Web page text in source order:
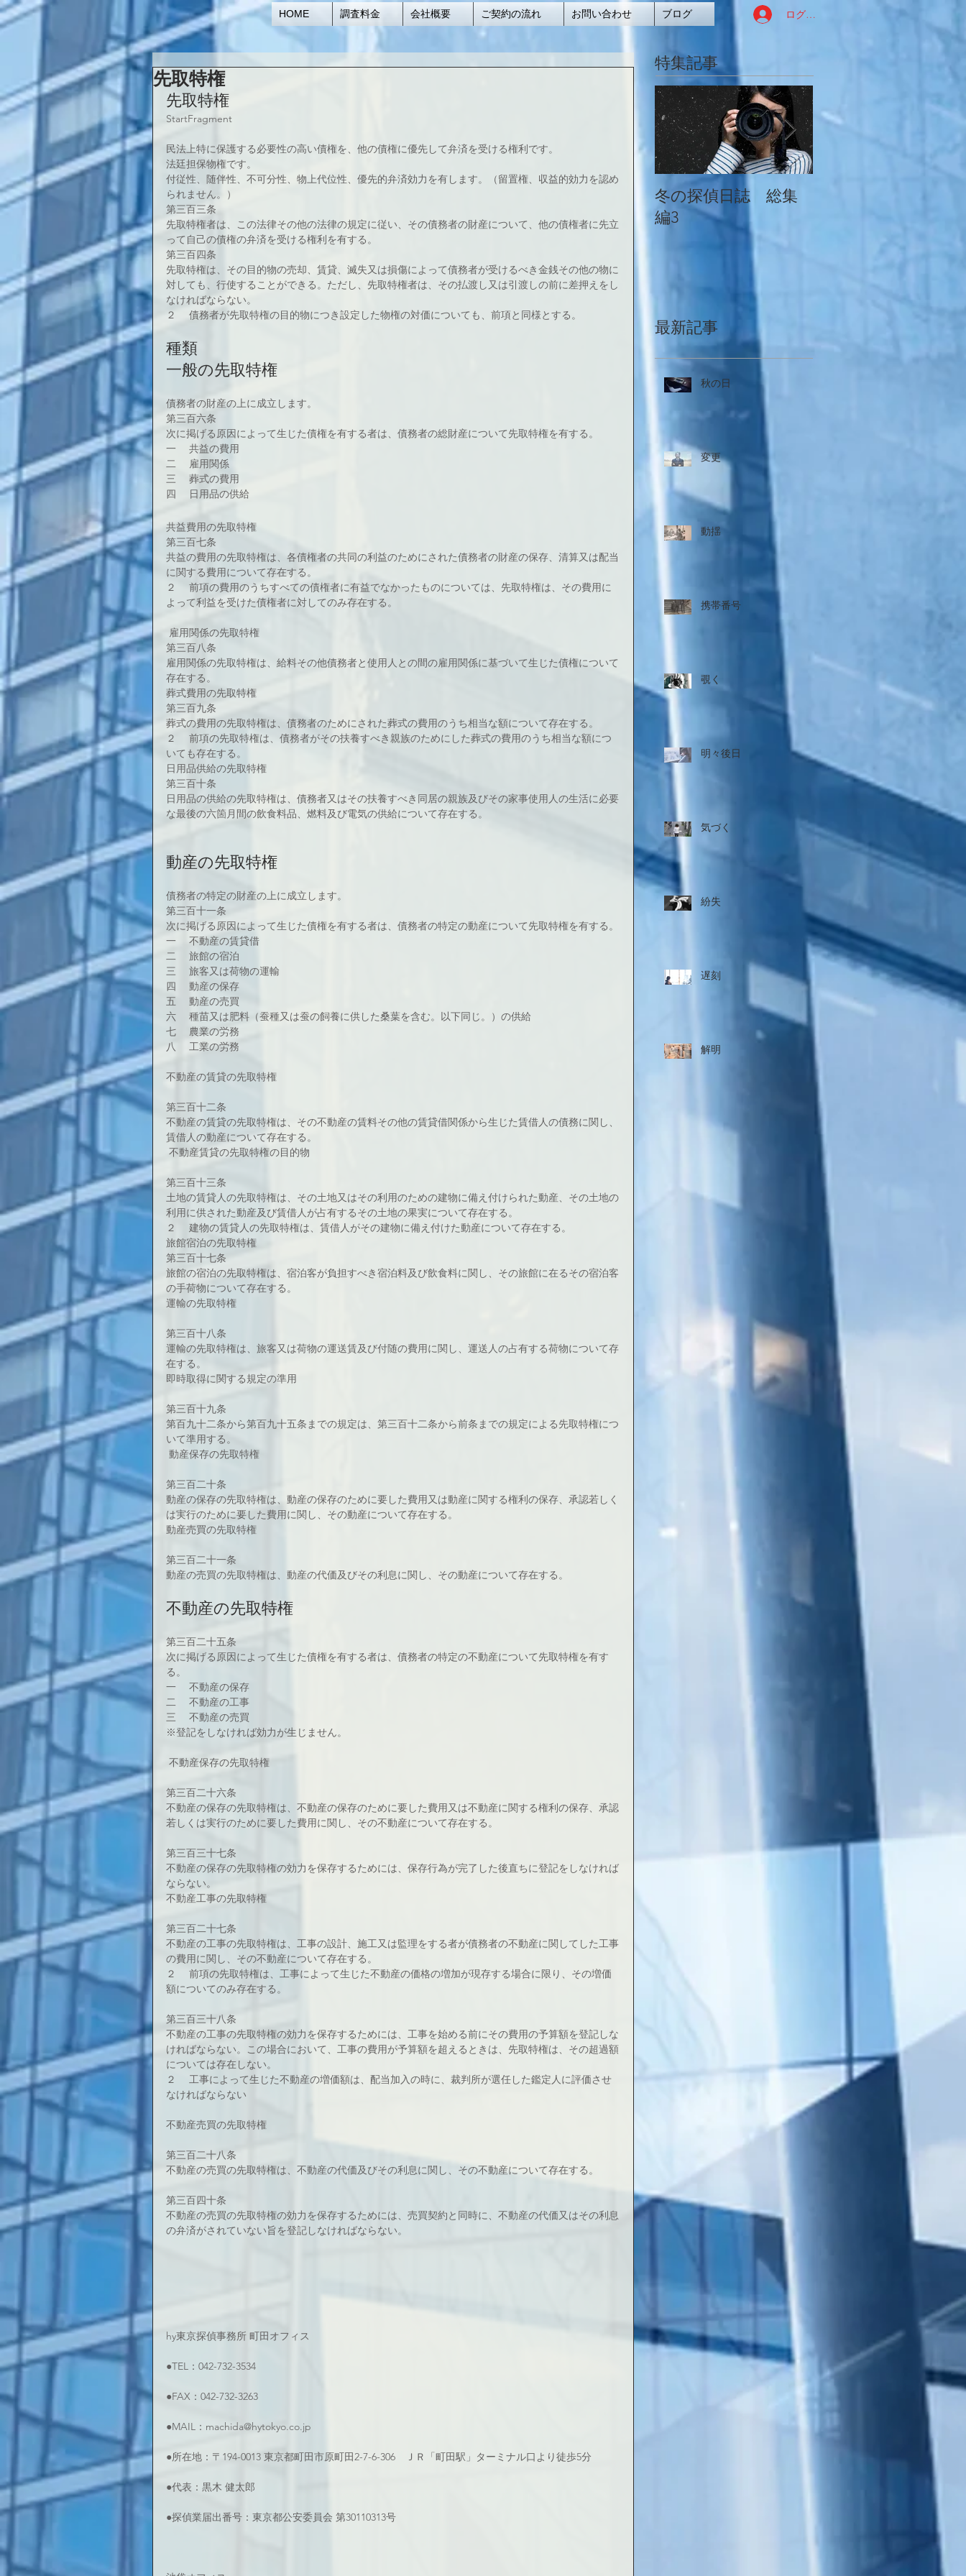
HOME 調査料金 会社概要 ご契約の流れ お問い合わせ ブログ ログイン
先取特権
先取特権
StartFragment
民法上特に保護する必要性の高い債権を、他の債権に優先して弁済を受ける権利です。
法廷担保物権です。
付従性、随伴性、不可分性、物上代位性、優先的弁済効力を有します。（留置権、収益的効力を認め
られません。）
第三百三条
先取特権者は、この法律その他の法律の規定に従い、その債務者の財産について、他の債権者に先立
って自己の債権の弁済を受ける権利を有する。
第三百四条
先取特権は、その目的物の売却、賃貸、滅失又は損傷によって債務者が受けるべき金銭その他の物に
対しても、行使することができる。ただし、先取特権者は、その払渡し又は引渡しの前に差押えをし
なければならない。
２ 　債務者が先取特権の目的物につき設定した物権の対価についても、前項と同様とする。
種類
一般の先取特権
債務者の財産の上に成立します。
第三百六条
次に掲げる原因によって生じた債権を有する者は、債務者の総財産について先取特権を有する。
一 　共益の費用
二 　雇用関係
三 　葬式の費用
四 　日用品の供給
共益費用の先取特権
第三百七条
共益の費用の先取特権は、各債権者の共同の利益のためにされた債務者の財産の保存、清算又は配当
に関する費用について存在する。
２ 　前項の費用のうちすべての債権者に有益でなかったものについては、先取特権は、その費用に
よって利益を受けた債権者に対してのみ存在する。
雇用関係の先取特権
第三百八条
雇用関係の先取特権は、給料その他債務者と使用人との間の雇用関係に基づいて生じた債権について
存在する。
葬式費用の先取特権
第三百九条
葬式の費用の先取特権は、債務者のためにされた葬式の費用のうち相当な額について存在する。
２ 　前項の先取特権は、債務者がその扶養すべき親族のためにした葬式の費用のうち相当な額につ
いても存在する。
日用品供給の先取特権
第三百十条
日用品の供給の先取特権は、債務者又はその扶養すべき同居の親族及びその家事使用人の生活に必要
な最後の六箇月間の飲食料品、燃料及び電気の供給について存在する。
動産の先取特権
債務者の特定の財産の上に成立します。
第三百十一条
次に掲げる原因によって生じた債権を有する者は、債務者の特定の動産について先取特権を有する。
一 　不動産の賃貸借
二 　旅館の宿泊
三 　旅客又は荷物の運輸
四 　動産の保存
五 　動産の売買
六 　種苗又は肥料（蚕種又は蚕の飼養に供した桑葉を含む。以下同じ。）の供給
七 　農業の労務
八 　工業の労務
不動産の賃貸の先取特権
第三百十二条
不動産の賃貸の先取特権は、その不動産の賃料その他の賃貸借関係から生じた賃借人の債務に関し、
賃借人の動産について存在する。
不動産賃貸の先取特権の目的物
第三百十三条
土地の賃貸人の先取特権は、その土地又はその利用のための建物に備え付けられた動産、その土地の
利用に供された動産及び賃借人が占有するその土地の果実について存在する。
２ 　建物の賃貸人の先取特権は、賃借人がその建物に備え付けた動産について存在する。
旅館宿泊の先取特権
第三百十七条
旅館の宿泊の先取特権は、宿泊客が負担すべき宿泊料及び飲食料に関し、その旅館に在るその宿泊客
の手荷物について存在する。
運輸の先取特権
第三百十八条
運輸の先取特権は、旅客又は荷物の運送賃及び付随の費用に関し、運送人の占有する荷物について存
在する。
即時取得に関する規定の準用
第三百十九条
第百九十二条から第百九十五条までの規定は、第三百十二条から前条までの規定による先取特権につ
いて準用する。
動産保存の先取特権
第三百二十条
動産の保存の先取特権は、動産の保存のために要した費用又は動産に関する権利の保存、承認若しく
は実行のために要した費用に関し、その動産について存在する。
動産売買の先取特権
第三百二十一条
動産の売買の先取特権は、動産の代価及びその利息に関し、その動産について存在する。
不動産の先取特権
第三百二十五条
次に掲げる原因によって生じた債権を有する者は、債務者の特定の不動産について先取特権を有す
る。
一 　不動産の保存
二 　不動産の工事
三 　不動産の売買
※登記をしなければ効力が生じません。
不動産保存の先取特権
第三百二十六条
不動産の保存の先取特権は、不動産の保存のために要した費用又は不動産に関する権利の保存、承認
若しくは実行のために要した費用に関し、その不動産について存在する。
第三百三十七条
不動産の保存の先取特権の効力を保存するためには、保存行為が完了した後直ちに登記をしなければ
ならない。
不動産工事の先取特権
第三百二十七条
不動産の工事の先取特権は、工事の設計、施工又は監理をする者が債務者の不動産に関してした工事
の費用に関し、その不動産について存在する。
２ 　前項の先取特権は、工事によって生じた不動産の価格の増加が現存する場合に限り、その増価
額についてのみ存在する。
第三百三十八条
不動産の工事の先取特権の効力を保存するためには、工事を始める前にその費用の予算額を登記しな
ければならない。この場合において、工事の費用が予算額を超えるときは、先取特権は、その超過額
については存在しない。
２ 　工事によって生じた不動産の増価額は、配当加入の時に、裁判所が選任した鑑定人に評価させ
なければならない
不動産売買の先取特権
第三百二十八条
不動産の売買の先取特権は、不動産の代価及びその利息に関し、その不動産について存在する。
第三百四十条
不動産の売買の先取特権の効力を保存するためには、売買契約と同時に、不動産の代価又はその利息
の弁済がされていない旨を登記しなければならない。
hy東京探偵事務所 町田オフィス
●TEL：042-732-3534
●FAX：042-732-3263
●MAIL：machida@hytokyo.co.jp
●所在地：〒194-0013 東京都町田市原町田2-7-6-306　ＪＲ「町田駅」ターミナル口より徒歩5分
●代表：黒木 健太郎
●探偵業届出番号：東京都公安委員会 第30110313号
特集記事
冬の探偵日誌 総集
編3
最新記事
秋の日
変更
動揺
携帯番号
覗く
明々後日
気づく
紛失
遅刻
解明